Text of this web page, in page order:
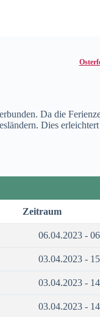
Da die
Dies
Zeitraum
06.04.2023 -
03.04.2023 -
03.04.2023 -
03.04.2023 -